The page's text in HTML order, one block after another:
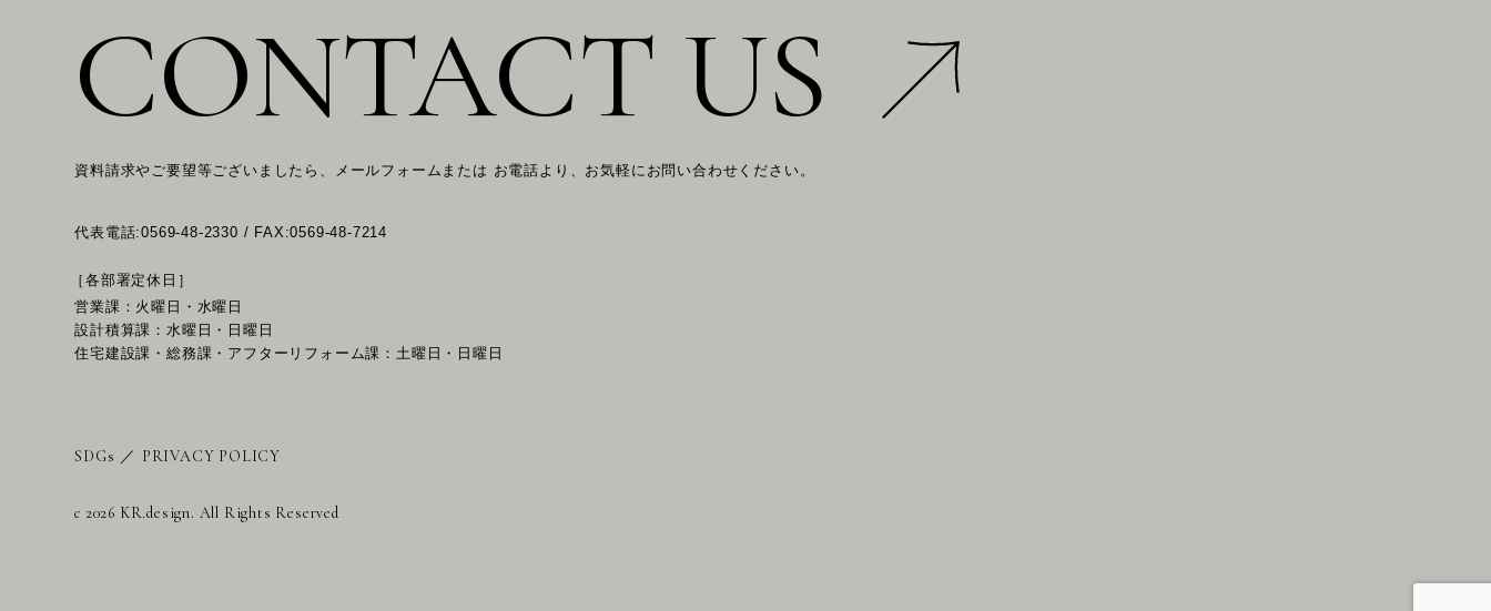
CONTACT US
資料請求やご要望等ございましたら、メールフォームまたは お電話より、お気軽にお問い合わせください。
代表電話:0569-48-2330 / FAX:0569-48-7214
［各部署定休日］
営業課：火曜日・水曜日
設計積算課：水曜日・日曜日
住宅建設課・総務課・アフターリフォーム課：土曜日・日曜日
SDGs ／ PRIVACY POLICY
c 2026 KR.design. All Rights Reserved